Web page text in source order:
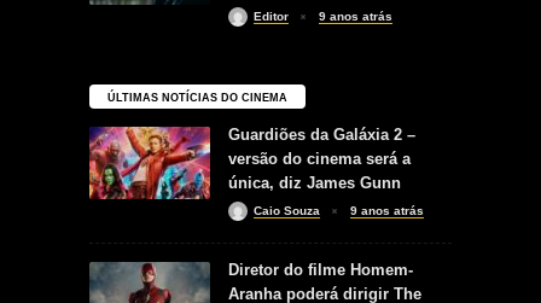
Editor 9 anos atrás
ÚLTIMAS NOTÍCIAS DO CINEMA
Guardiões da Galáxia 2 –
versão do cinema será a
única, diz James Gunn
Caio Souza 9 anos atrás
Diretor do filme Homem-
Aranha poderá dirigir The